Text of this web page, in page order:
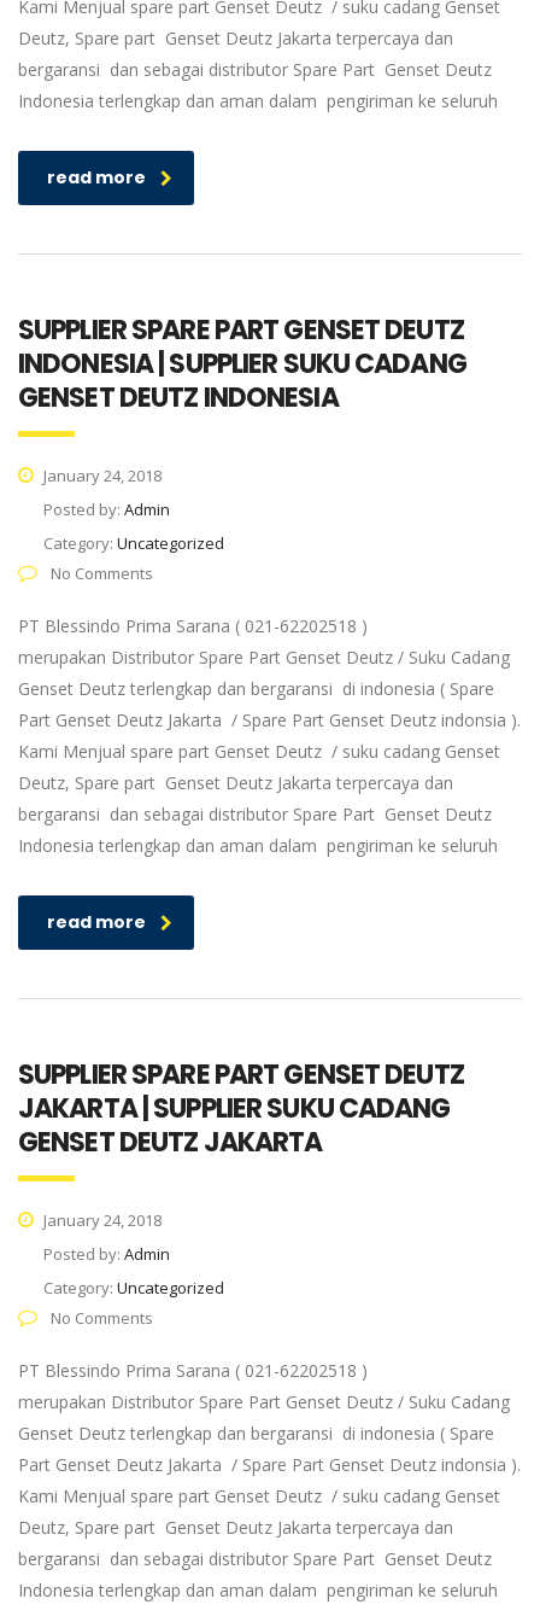
Kami Menjual spare part Genset Deutz / suku cadang Genset
Deutz, Spare part Genset Deutz Jakarta terpercaya dan
bergaransi dan sebagai distributor Spare Part Genset Deutz
Indonesia terlengkap dan aman dalam pengiriman ke seluruh
read more
SUPPLIER SPARE PART GENSET DEUTZ
INDONESIA | SUPPLIER SUKU CADANG
GENSET DEUTZ INDONESIA
January 24, 2018
Posted by: Admin
Category: Uncategorized
No Comments
PT Blessindo Prima Sarana ( 021-62202518 )
merupakan Distributor Spare Part Genset Deutz / Suku Cadang
Genset Deutz terlengkap dan bergaransi di indonesia ( Spare
Part Genset Deutz Jakarta / Spare Part Genset Deutz indonsia ).
Kami Menjual spare part Genset Deutz / suku cadang Genset
Deutz, Spare part Genset Deutz Jakarta terpercaya dan
bergaransi dan sebagai distributor Spare Part Genset Deutz
Indonesia terlengkap dan aman dalam pengiriman ke seluruh
read more
SUPPLIER SPARE PART GENSET DEUTZ
JAKARTA | SUPPLIER SUKU CADANG
GENSET DEUTZ JAKARTA
January 24, 2018
Posted by: Admin
Category: Uncategorized
No Comments
PT Blessindo Prima Sarana ( 021-62202518 )
merupakan Distributor Spare Part Genset Deutz / Suku Cadang
Genset Deutz terlengkap dan bergaransi di indonesia ( Spare
Part Genset Deutz Jakarta / Spare Part Genset Deutz indonsia ).
Kami Menjual spare part Genset Deutz / suku cadang Genset
Deutz, Spare part Genset Deutz Jakarta terpercaya dan
bergaransi dan sebagai distributor Spare Part Genset Deutz
Indonesia terlengkap dan aman dalam pengiriman ke seluruh